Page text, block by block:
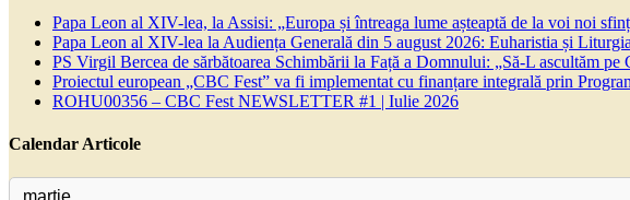
Papa Leon al XIV-lea, la Assisi: „Europa și întreaga lume așteaptă de la voi noi
Papa Leon al XIV-lea la Audiența Generală din 5 august 2026: Euharistia și
PS Virgil Bercea de sărbătoarea Schimbării la Față a Domnului: „Să-L ascultăm pe
Proiectul european „CBC Fest” va fi implementat cu finanțare integrală prin
ROHU00356 – CBC Fest NEWSLETTER #1 | Iulie 2026
Calendar Articole